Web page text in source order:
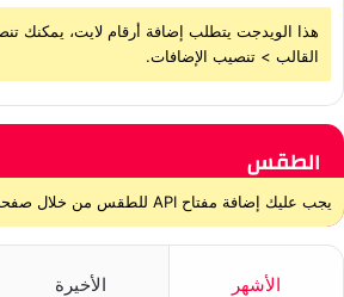
هذا الويدجت يتطلب إضافة أرقام لايت، يمكنك
القالب > تنصيب الإضافات.
الطقس
يجب عليك إضافة مفتاح API للطقس من خلال صفحة إعدادات القالب > الدمج
الأشهر الأخيرة